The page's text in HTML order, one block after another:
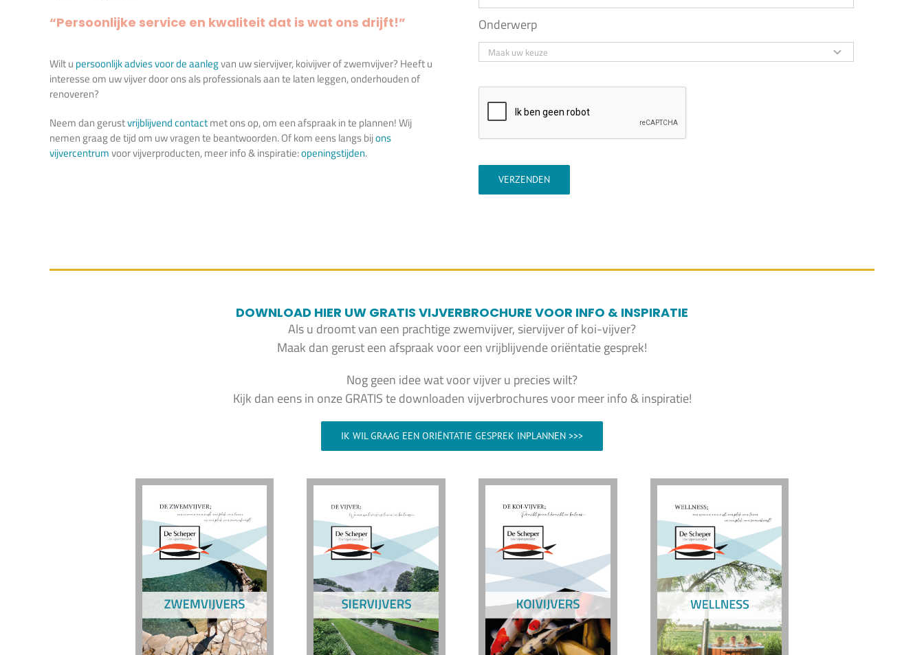
“Persoonlijke service en kwaliteit dat is wat ons drijft!”
Wilt u persoonlijk advies voor de aanlegvan uw siervijver, koivijver of zwemvijver? Heeft u
interesse om uw vijver door ons als professionals aan te laten leggen, onderhouden of
renoveren?
Neem dan gerustvrijblijvend contactmet ons op, om een afspraak in te plannen! Wij
nemen graag de tijd om uw vragen te beantwoorden. Of kom eens langs bijons
vijvercentrumvoor vijverproducten, meer info & inspiratie:openingstijden.
Onderwerp
VERZENDEN
DOWNLOAD HIER UW GRATIS VIJVERBROCHURE VOOR INFO & INSPIRATIE
Als u droomt van een prachtige zwemvijver, siervijver of koi-vijver?
Maak dan gerust een afspraak voor een vrijblijvende oriëntatie gesprek!
Nog geen idee wat voor vijver u precies wilt?
Kijk dan eens in onze GRATIS te downloaden vijverbrochures voor meer info & inspiratie!
IK WIL GRAAG EEN ORIËNTATIE GESPREK INPLANNEN >>>